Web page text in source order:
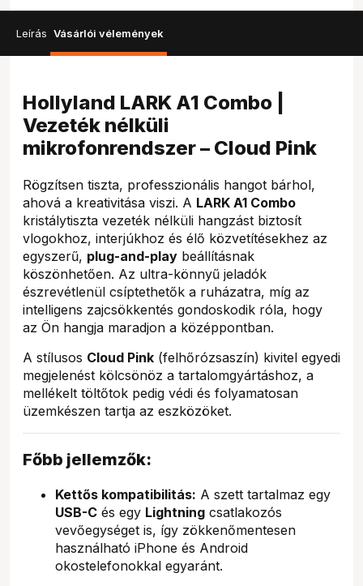
Leírás Vásárlói vélemények
Hollyland LARK A1 Combo |
Vezeték nélküli
mikrofonrendszer – Cloud Pink
Rögzítsen tiszta, professzionális hangot bárhol,
ahová a kreativitása viszi. A LARK A1 Combo
kristálytiszta vezeték nélküli hangzást biztosít
vlogokhoz, interjúkhoz és élő közvetítésekhez az
egyszerű, plug-and-play beállításnak
köszönhetően. Az ultra-könnyű jeladók
észrevétlenül csíptethetők a ruházatra, míg az
intelligens zajcsökkentés gondoskodik róla, hogy
az Ön hangja maradjon a középpontban.
A stílusos Cloud Pink (felhőrózsaszín) kivitel egyedi
megjelenést kölcsönöz a tartalomgyártáshoz, a
mellékelt töltőtok pedig védi és folyamatosan
üzemkészen tartja az eszközöket.
Főbb jellemzők:
Kettős kompatibilitás: A szett tartalmaz egy
USB-C és egy Lightning csatlakozós
vevőegységet is, így zökkenőmentesen
használható iPhone és Android
okostelefonokkal egyaránt.